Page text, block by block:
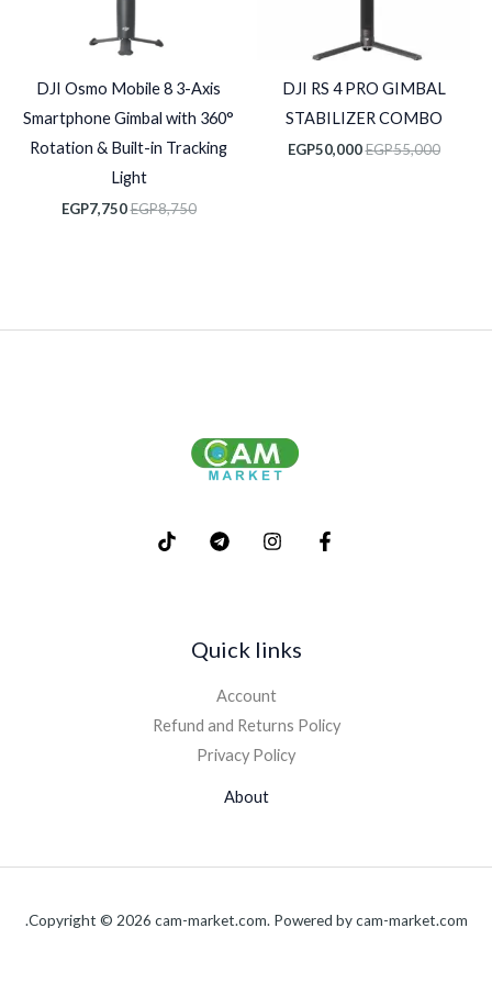
DJI RS 4 PRO GIMBAL
STABILIZER COMBO
EGP55,000
EGP50,000
DJI Osmo Mobile 8 3-Axis
Smartphone Gimbal with 360°
Rotation & Built-in Tracking
Light
EGP8,750
EGP7,750
Quick links
Account
Refund and Returns Policy
Privacy Policy
About
Copyright © 2026 cam-market.com. Powered by cam-market.com.